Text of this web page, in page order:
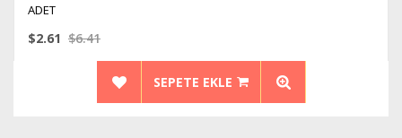
ADET
$2.61 $6.41
SEPETE EKLE